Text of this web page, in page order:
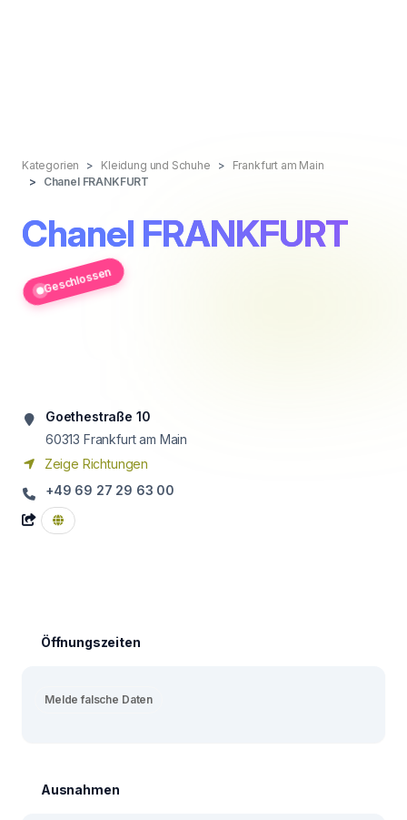
Kategorien Kleidung und Schuhe
Frankfurt am Main
Chanel FRANKFURT
Chanel FRANKFURT
Geschlossen
Goethestraße 10
60313 Frankfurt am Main
Zeige Richtungen
+49 69 27 29 63 00
Öffnungszeiten
Melde falsche Daten
Ausnahmen